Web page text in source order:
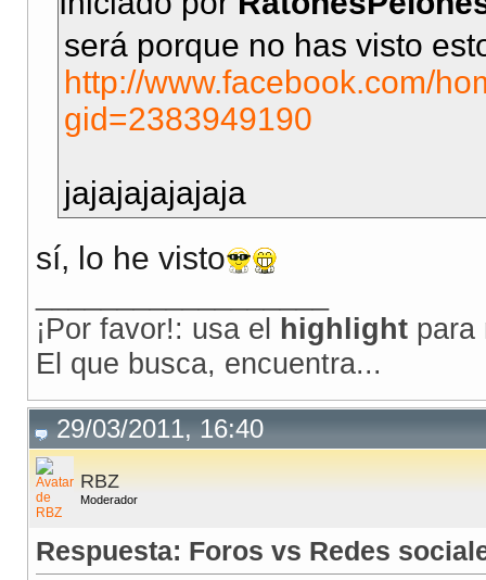
será porque no has visto
http://www.facebook.com/
gid=2383949190
jajajajajajaja
sí, lo he visto
¡Por favor!: usa el highlight para
El que busca, encuentra...
29/03/2011, 16:40
RBZ
Moderador
Respuesta: Foros vs Redes